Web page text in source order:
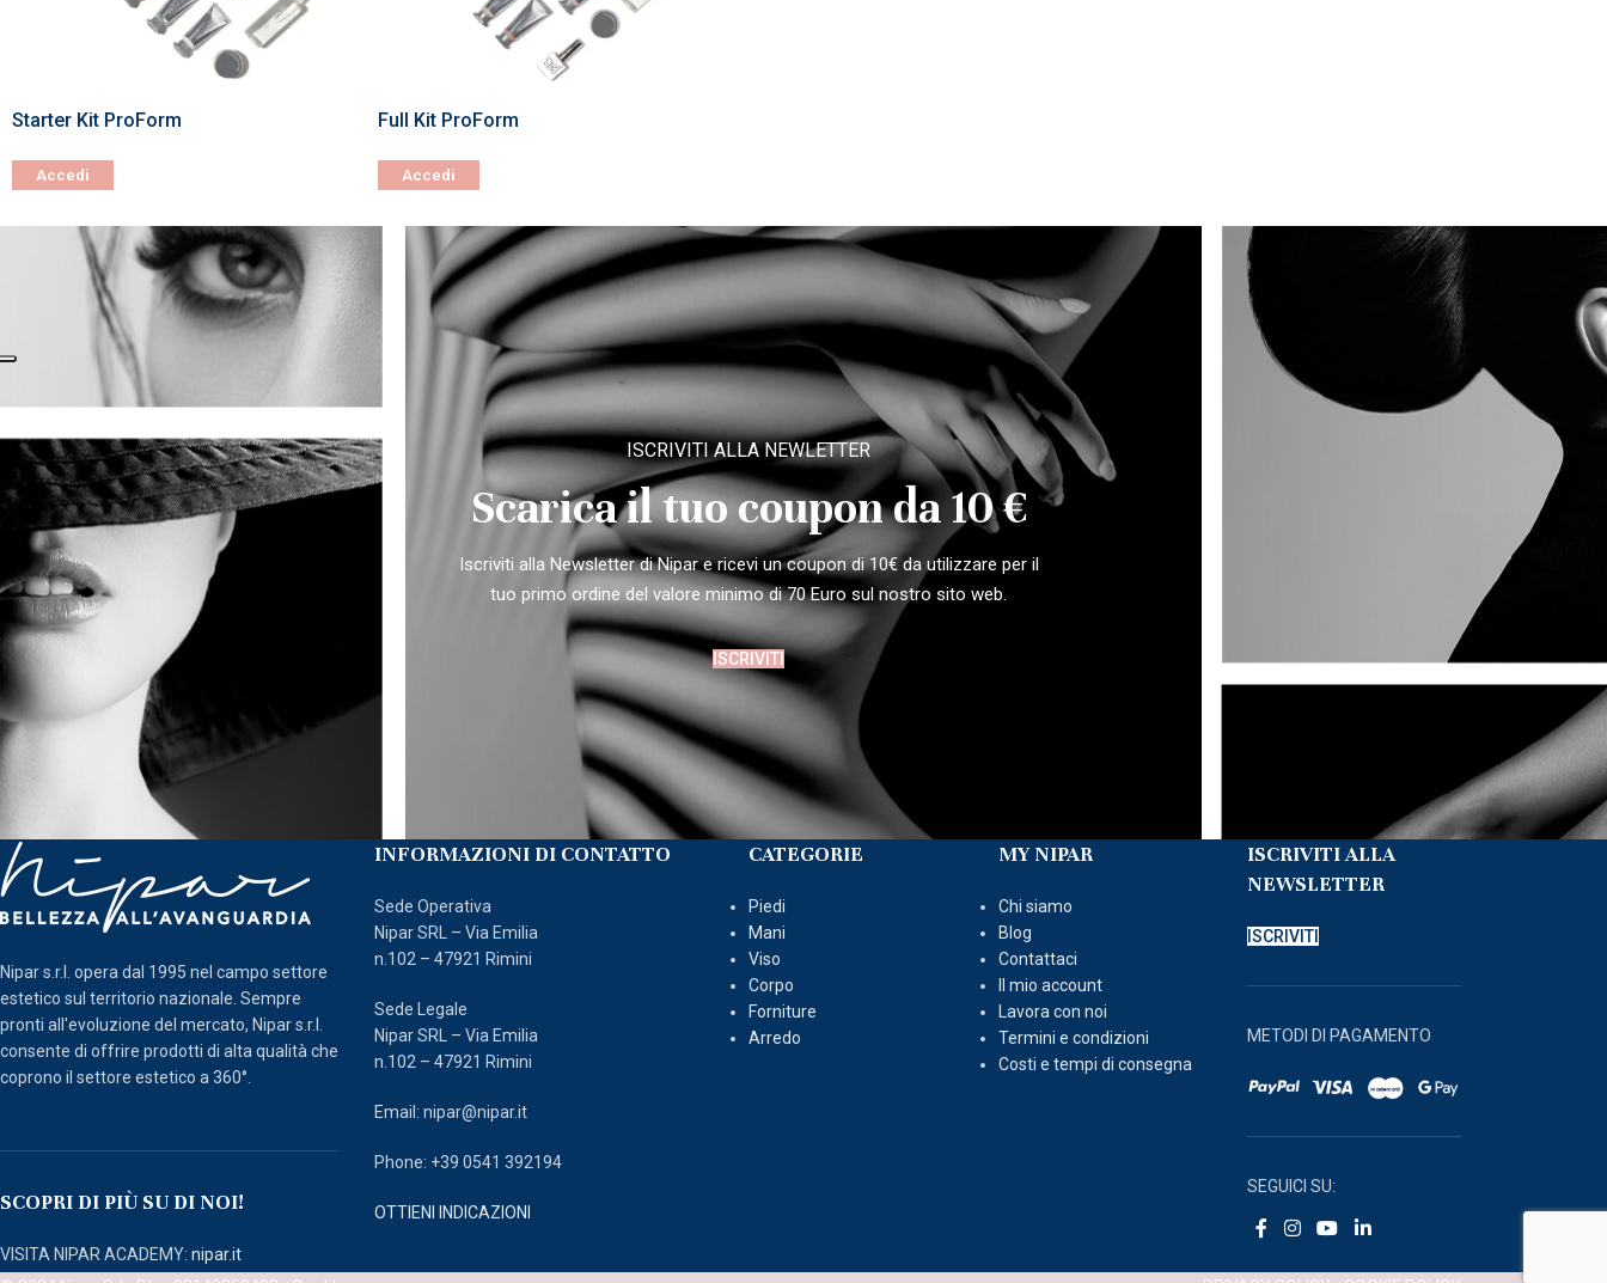
Starter Kit ProForm
Accedi
Full Kit ProForm
Accedi
ISCRIVITI ALLA NEWLETTER
Scarica il tuo coupon da 10 €
Iscriviti alla Newsletter di Nipar e ricevi un coupon di 10€ da utilizzare per il
tuo primo ordine del valore minimo di 70 Euro sul nostro sito web.
ISCRIVITI
Nipar s.r.l. opera dal 1995 nel campo settore
estetico sul territorio nazionale. Sempre
pronti all'evoluzione del mercato, Nipar s.r.l.
consente di offrire prodotti di alta qualità che
coprono il settore estetico a 360°.
SCOPRI DI PIÙ SU DI NOI!
VISITA NIPAR ACADEMY: nipar.it
INFORMAZIONI DI CONTATTO
Sede Operativa
Nipar SRL – Via Emilia
n.102 – 47921 Rimini
Sede Legale
Nipar SRL – Via Emilia
n.102 – 47921 Rimini
Email: nipar@nipar.it
Phone: +39 0541 392194
OTTIENI INDICAZIONI
CATEGORIE
Piedi
Mani
Viso
Corpo
Forniture
Arredo
MY NIPAR
Chi siamo
Blog
Contattaci
Il mio account
Lavora con noi
Termini e condizioni
Costi e tempi di consegna
ISCRIVITI ALLA
NEWSLETTER
ISCRIVITI
METODI DI PAGAMENTO
SEGUICI SU: